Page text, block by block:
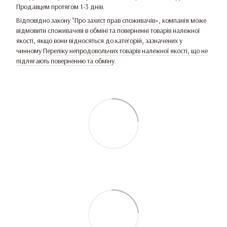
Продавцем протягом 1-3 днів.
Відповідно закону "Про захист прав споживачів» , компанія може
відмовити споживачеві в обміні та поверненні товарів належної
якості, якщо вони відносяться до категорій, зазначених у
чинномуПереліку непродовольчих товарів належної якості, що не
підлягають поверненню та обміну.